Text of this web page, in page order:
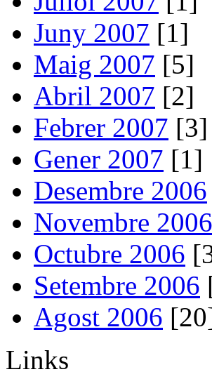
Juny 2007 [1]
Maig 2007 [5]
Abril 2007 [2]
Febrer 2007 [3]
Gener 2007 [1]
Desembre 2006
Novembre 2006
Octubre 2006
Setembre 2006
Agost 2006
Links